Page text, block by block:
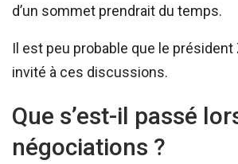
d’un sommet prendrait du temps.
Il est peu probable que le
invité à ces discussions.
Que s’est-il passé
négociations ?